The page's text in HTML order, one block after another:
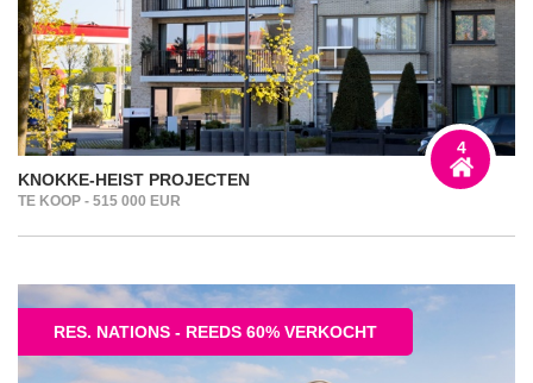
KNOKKE-HEIST PROJECTEN
TE KOOP - 515 000 EUR
4
RES. NATIONS - REEDS 60% VERKOCHT